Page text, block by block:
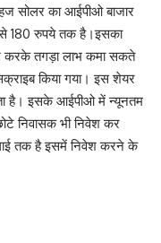
सोलर का आईपीओ बाजार
से 180 रुपये तक है।इसका
करके तगड़ा लाभ कमा सकते
किया गया। इस शेयर
है। इसके आईपीओ में न्यूनतम
निवासक भी निवेश कर
तक है इसमें निवेश करने के